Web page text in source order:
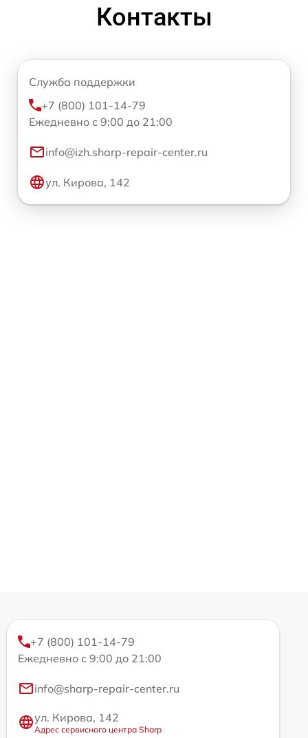
Контакты
Служба поддержки
+7 (800) 101-14-79
Ежедневно с 9:00 до 21:00
info@izh.sharp-repair-center.ru
ул. Кирова, 142
+7 (800) 101-14-79
Ежедневно с 9:00 до 21:00
info@sharp-repair-center.ru
ул. Кирова, 142
Адрес сервисного центра Sharp